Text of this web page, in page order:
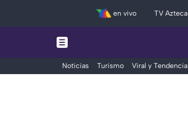
en vivo TV Azteca
Noticias Turismo Viral y Tendencia